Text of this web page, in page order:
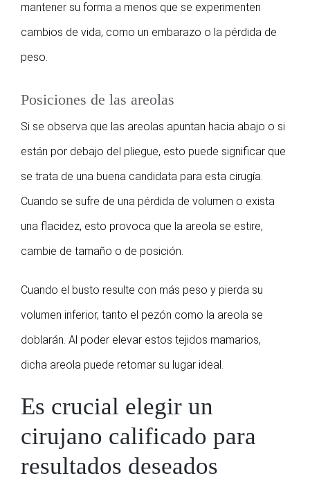
mantener su forma a menos que se experimenten
cambios de vida, como un embarazo o la pérdida de
peso.
Posiciones de las areolas
Si se observa que las areolas apuntan hacia abajo o si
están por debajo del pliegue, esto puede significar que
se trata de una buena candidata para esta cirugía.
Cuando se sufre de una pérdida de volumen o exista
una flacidez, esto provoca que la areola se estire,
cambie de tamaño o de posición.
Cuando el busto resulte con más peso y pierda su
volumen inferior, tanto el pezón como la areola se
doblarán. Al poder elevar estos tejidos mamarios,
dicha areola puede retomar su lugar ideal.
Es crucial elegir un
cirujano calificado para
resultados deseados